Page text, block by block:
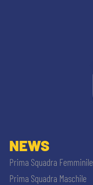
NEWS
Prima Squadra Femminile
Prima Squadra Maschile